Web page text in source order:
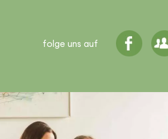
folge uns auf